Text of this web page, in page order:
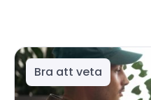
Bra att veta